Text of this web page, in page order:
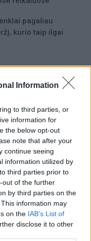
Information
to third parties, or
information for
the below opt-out
note that after your
continue seeing
information utilized by
third parties prior to
out of the further
by third parties on the
information may
on the IAB’s List of
disclose it to other
pagaliau
kurio taip ilgai
maršas